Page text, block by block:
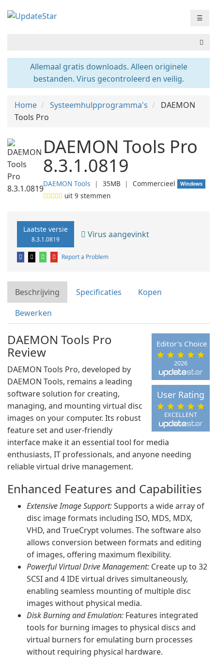
☰
Allemaal gratis downloads. Alleen originele
bestanden. Virus gecontroleerd en veilig.
Home Systeemhulpprogramma's
DAEMON
Tools Pro
DAEMON Tools Pro
8.3.1.0819
DAEMON Tools ❘ 35MB ❘ Commercieel Windows
uit 9 stemmen
Laatste versie
8.3.1.0819 Virus aangevinkt
Report a Problem
Beschrijving Specificaties
Kopen
Bewerken
2026
Editor's Choice
EXCELLENT
User Rating
DAEMON Tools Pro
Review
DAEMON Tools Pro, developed by
DAEMON Tools, remains a leading
software solution for creating,
managing, and mounting virtual disc
images on your computer. Its robust
feature set and user-friendly
interface make it an essential tool for media
enthusiasts, IT professionals, and anyone needing
reliable virtual drive management.
Enhanced Features and Capabilities
Extensive Image Support:Supports a wide array of
disc image formats including ISO, MDS, MDX,
VHD, and TrueCrypt volumes. The software also
allows conversion between formats and editing
of images, offering maximum flexibility.
Powerful Virtual Drive Management: Create up to 32
SCSI and 4 IDE virtual drives simultaneously,
enabling seamless mounting of multiple disc
images without physical media.
Disk Burning and Emulation: Features integrated
tools for burning images to physical discs and
virtual burners for emulating burn processes
without requiring physical hardware.